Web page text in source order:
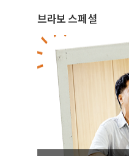
브라보 스페셜